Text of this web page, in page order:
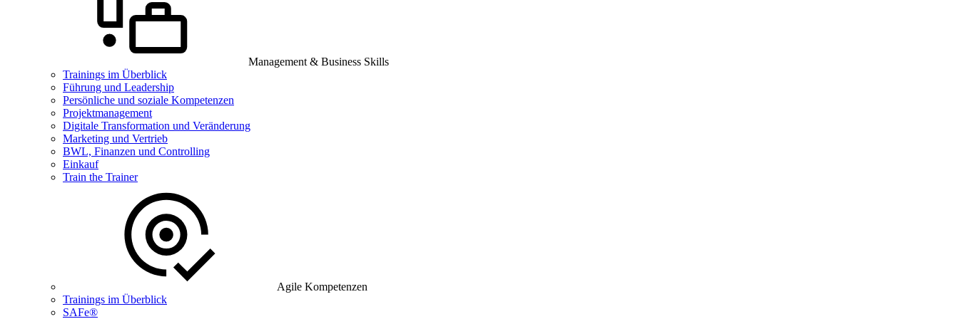
Management & Business Skills
Trainings im Überblick
Führung und Leadership
Persönliche und soziale Kompetenzen
Projektmanagement
Digitale Transformation und Veränderung
Marketing und Vertrieb
BWL, Finanzen und Controlling
Einkauf
Train the Trainer
Agile Kompetenzen
Trainings im Überblick
SAFe®